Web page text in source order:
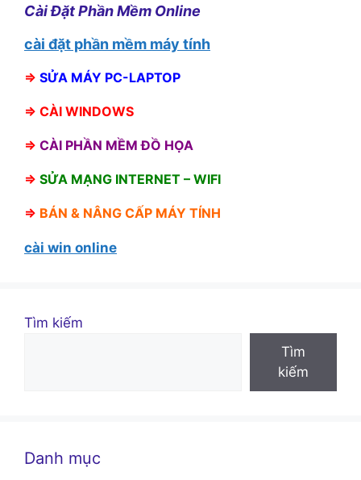
Cài Đặt Phần Mềm Online
cài đặt phần mềm máy tính
⇒ SỬA MÁY PC-LAPTOP
⇒ CÀI WINDOWS
⇒ CÀI PHẦN MỀM ĐỒ HỌA
⇒ SỬA MẠNG INTERNET – WIFI
⇒ BÁN & NÂNG CẤP MÁY TÍNH
cài win online
Tìm kiếm
Tìm
kiếm
Danh mục